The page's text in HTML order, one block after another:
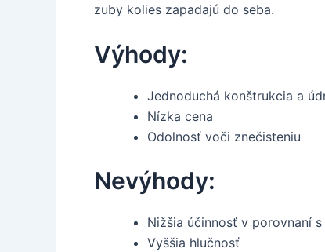
zuby kolies zapadajú do seba.
Výhody:
Jednoduchá konštrukcia a
Nízka cena
Odolnosť voči znečisteniu
Nevýhody:
Nižšia účinnosť v porovnaní
Vyššia hlučnosť